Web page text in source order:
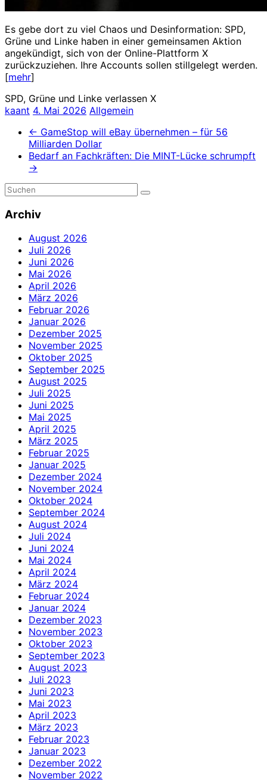
Es gebe dort zu viel Chaos und Desinformation: SPD,
Grüne und Linke haben in einer gemeinsamen Aktion
angekündigt, sich von der Online-Plattform X
zurückzuziehen. Ihre Accounts sollen stillgelegt werden.
[mehr]
SPD, Grüne und Linke verlassen X
kaant 4. Mai 2026 Allgemein
← GameStop will eBay übernehmen – für 56
Milliarden Dollar
Bedarf an Fachkräften: Die MINT-Lücke schrumpft
→
Archiv
August 2026
Juli 2026
Juni 2026
Mai 2026
April 2026
März 2026
Februar 2026
Januar 2026
Dezember 2025
November 2025
Oktober 2025
September 2025
August 2025
Juli 2025
Juni 2025
Mai 2025
April 2025
März 2025
Februar 2025
Januar 2025
Dezember 2024
November 2024
Oktober 2024
September 2024
August 2024
Juli 2024
Juni 2024
Mai 2024
April 2024
März 2024
Februar 2024
Januar 2024
Dezember 2023
November 2023
Oktober 2023
September 2023
August 2023
Juli 2023
Juni 2023
Mai 2023
April 2023
März 2023
Februar 2023
Januar 2023
Dezember 2022
November 2022